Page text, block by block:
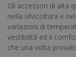
Gli accessori di alta
nella silvicoltura e
variazioni di
vestibilità ed il
che una volta